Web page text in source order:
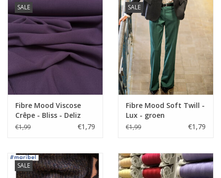
quilting,...
Label
Oeko-Tex Class 1
Stretch
neen
SALE
Fibre Mood Viscose
Crêpe - Bliss - Deliz
€1,99 €1,79
SALE
Fibre Mood Soft Twill -
Lux - groen
€1,99 €1,79
SALE